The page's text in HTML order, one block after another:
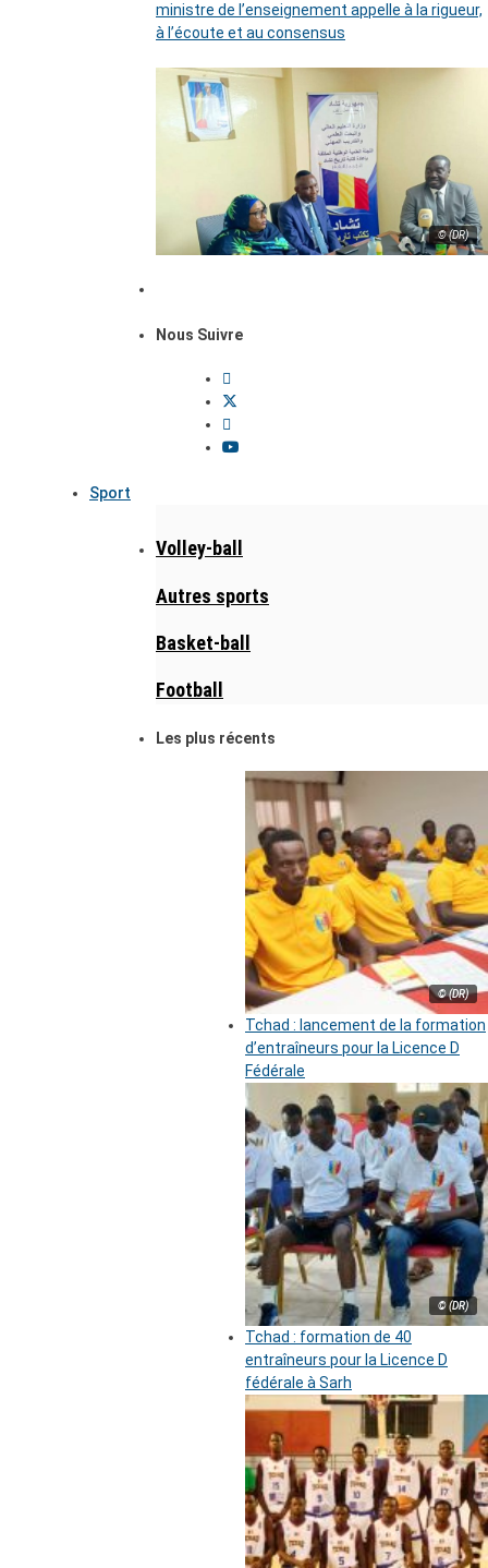
ministre de l’enseignement appelle à la rigueur,
à l’écoute et au consensus
© (DR)
Nous Suivre
Sport
Volley-ball
Autres sports
Basket-ball
Football
Les plus récents
© (DR)
Tchad : lancement de la formation
d’entraîneurs pour la Licence D
Fédérale
© (DR)
Tchad : formation de 40
entraîneurs pour la Licence D
fédérale à Sarh